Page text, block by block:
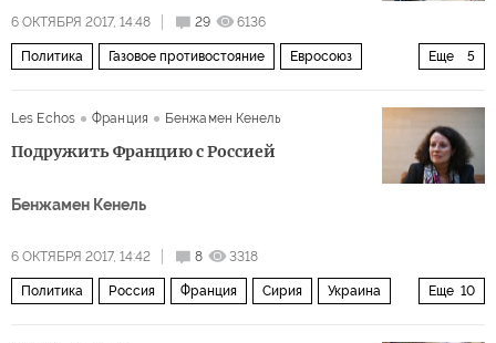
либеральная демократия мультикультурализм
аборт
6 ОКТЯБРЯ 2017, 14:48 29 6136
Еще 5
Политика Газовое противостояние Евросоюз
Северный поток — 2
Les Echos Франция Бенжамен Кенель
Подружить Францию с Россией
Бенжамен Кенель
6 ОКТЯБРЯ 2017, 14:42 8 3318
Еще 10
Политика Россия Франция Сирия Украина